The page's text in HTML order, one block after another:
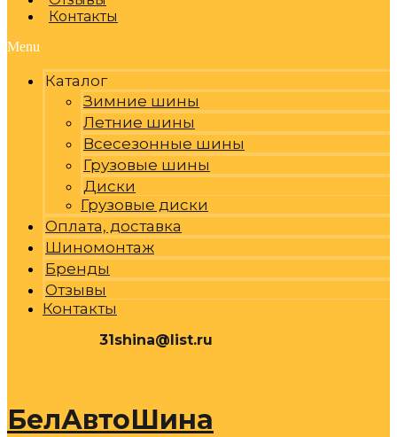
Контакты
Menu
Каталог
Зимние шины
Летние шины
Всесезонные шины
Грузовые шины
Диски
Грузовые диски
Оплата, доставка
Шиномонтаж
Бренды
Отзывы
Контакты
31shina@list.ru
БелАвтоШина